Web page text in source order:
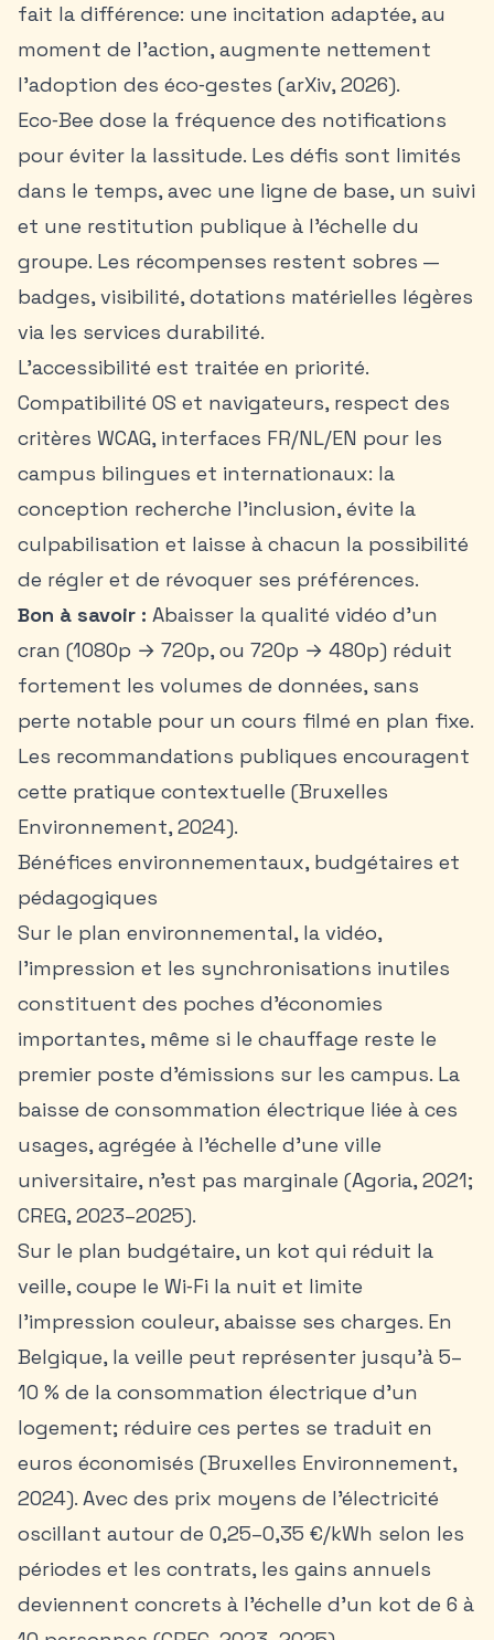
fait la différence: une incitation adaptée, au
moment de l’action, augmente nettement
l’adoption des éco‑gestes (arXiv, 2026).
Eco‑Bee dose la fréquence des notifications
pour éviter la lassitude. Les défis sont limités
dans le temps, avec une ligne de base, un suivi
et une restitution publique à l’échelle du
groupe. Les récompenses restent sobres —
badges, visibilité, dotations matérielles légères
via les services durabilité.
L’accessibilité est traitée en priorité.
Compatibilité OS et navigateurs, respect des
critères WCAG, interfaces FR/NL/EN pour les
campus bilingues et internationaux: la
conception recherche l’inclusion, évite la
culpabilisation et laisse à chacun la possibilité
de régler et de révoquer ses préférences.
Bon à savoir : Abaisser la qualité vidéo d’un
cran (1080p → 720p, ou 720p → 480p) réduit
fortement les volumes de données, sans
perte notable pour un cours filmé en plan fixe.
Les recommandations publiques encouragent
cette pratique contextuelle (Bruxelles
Environnement, 2024).
Bénéfices environnementaux, budgétaires et
pédagogiques
Sur le plan environnemental, la vidéo,
l’impression et les synchronisations inutiles
constituent des poches d’économies
importantes, même si le chauffage reste le
premier poste d’émissions sur les campus. La
baisse de consommation électrique liée à ces
usages, agrégée à l’échelle d’une ville
universitaire, n’est pas marginale (Agoria, 2021;
CREG, 2023–2025).
Sur le plan budgétaire, un kot qui réduit la
veille, coupe le Wi‑Fi la nuit et limite
l’impression couleur, abaisse ses charges. En
Belgique, la veille peut représenter jusqu’à 5–
10 % de la consommation électrique d’un
logement; réduire ces pertes se traduit en
euros économisés (Bruxelles Environnement,
2024). Avec des prix moyens de l’électricité
oscillant autour de 0,25–0,35 €/kWh selon les
périodes et les contrats, les gains annuels
deviennent concrets à l’échelle d’un kot de 6 à